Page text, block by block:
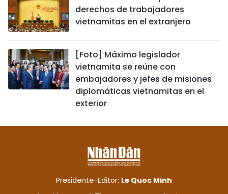
derechos de trabajadores
vietnamitas en el extranjero
[Foto] Máximo legislador
vietnamita se reúne con
embajadores y jefes de misiones
diplomáticas vietnamitas en el
exterior
Presidente-Editor: Le Quoc Minh